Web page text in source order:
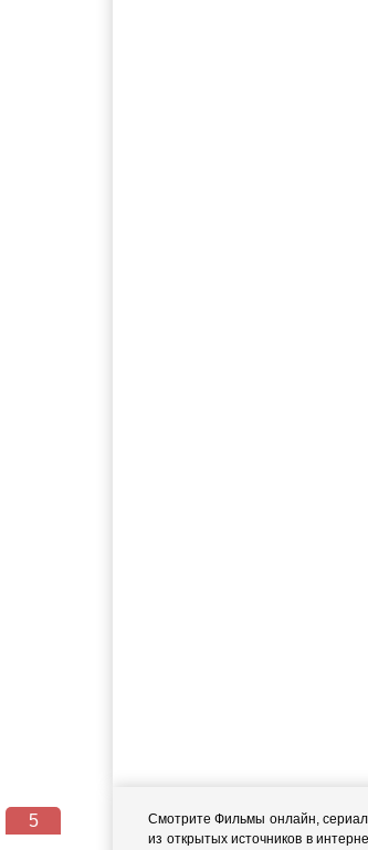
Смотрите Фильмы онлайн,
из открытых источников в
4